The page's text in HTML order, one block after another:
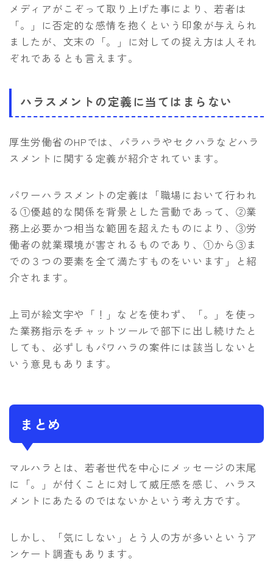
メディアがこぞって取り上げた事により、若者は
「。」に否定的な感情を抱くという印象が与えられ
ましたが、文末の「。」に対しての捉え方は人それ
ぞれであるとも言えます。
ハラスメントの定義に当てはまらない
厚生労働省のHPでは、パラハラやセクハラなどハラ
スメントに関する定義が紹介されています。
パワーハラスメントの定義は「職場において行われ
る①優越的な関係を背景とした言動であって、②業
務上必要かつ相当な範囲を超えたものにより、③労
働者の就業環境が害されるものであり、①から③ま
での３つの要素を全て満たすものをいいます」と紹
介されます。
上司が絵文字や「！」などを使わず、「。」を使っ
た業務指示をチャットツールで部下に出し続けたと
しても、必ずしもパワハラの案件には該当しないと
いう意見もあります。
まとめ
マルハラとは、若者世代を中心にメッセージの末尾
に「。」が付くことに対して威圧感を感じ、ハラス
メントにあたるのではないかという考え方です。
しかし、「気にしない」とう人の方が多いというア
ンケート調査もあります。